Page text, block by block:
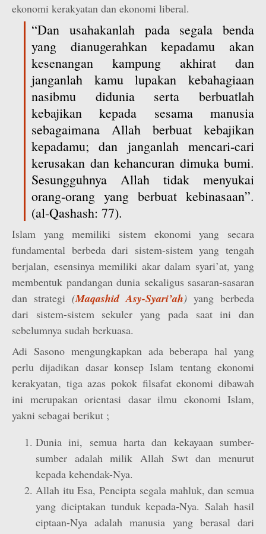
ekonomi kerakyatan dan ekonomi liberal.
“Dan usahakanlah pada segala benda
yang dianugerahkan kepadamu akan
kesenangan kampung akhirat dan
janganlah kamu lupakan kebahagiaan
nasibmu didunia serta berbuatlah
kebajikan kepada sesama manusia
sebagaimana Allah berbuat kebajikan
kepadamu; dan janganlah mencari-cari
kerusakan dan kehancuran dimuka bumi.
Sesungguhnya Allah tidak menyukai
orang-orang yang berbuat kebinasaan”.
(al-Qashash: 77).
Islam yang memiliki sistem ekonomi yang secara
fundamental berbeda dari sistem-sistem yang tengah
berjalan, esensinya memiliki akar dalam syari’at, yang
membentuk pandangan dunia sekaligus sasaran-sasaran
dan strategi (Maqashid Asy-Syari’ah) yang berbeda
dari sistem-sistem sekuler yang pada saat ini dan
sebelumnya sudah berkuasa.
Adi Sasono mengungkapkan ada beberapa hal yang
perlu dijadikan dasar konsep Islam tentang ekonomi
kerakyatan, tiga azas pokok filsafat ekonomi dibawah
ini merupakan orientasi dasar ilmu ekonomi Islam,
yakni sebagai berikut ;
Dunia ini, semua harta dan kekayaan sumber-
sumber adalah milik Allah Swt dan menurut
kepada kehendak-Nya.
Allah itu Esa, Pencipta segala mahluk, dan semua
yang diciptakan tunduk kepada-Nya. Salah hasil
ciptaan-Nya adalah manusia yang berasal dari